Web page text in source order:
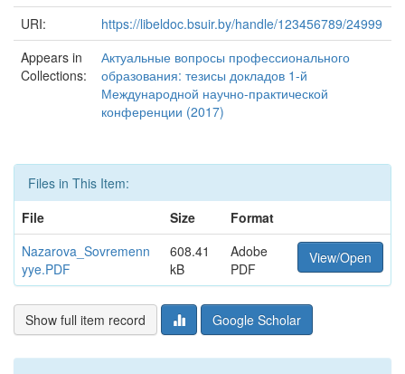
URI:
https://libeldoc.bsuir.by/handle/123456789/24999
Appears in
Collections:
Актуальные вопросы профессионального
образования: тезисы докладов 1-й
Международной научно-практической
конференции (2017)
Files in This Item:
File
Size
Format
Nazarova_Sovremenn
yye.PDF
608.41
kB
Adobe
PDF
View/Open
Show full item record Google Scholar